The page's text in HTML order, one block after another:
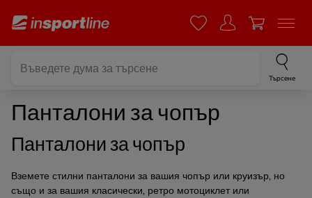
Търсене
Панталони за чопър
Панталони за чопър
Вземете стилни панталони за вашия чопър или круизър, но
също и за вашия класически, ретро мотоциклет или